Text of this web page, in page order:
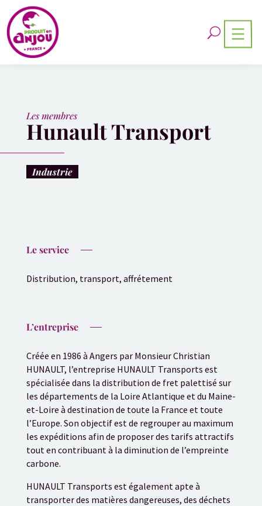
Les membres
Hunault Transport
Industrie
Le service
Distribution, transport, affrétement
L’entreprise
Créée en 1986 à Angers par Monsieur Christian
HUNAULT, l’entreprise HUNAULT Transports est
spécialisée dans la distribution de fret palettisé sur
les départements de la Loire Atlantique et du Maine-
et-Loire à destination de toute la France et toute
l’Europe. Son objectif est de regrouper au maximum
les expéditions afin de proposer des tarifs attractifs
tout en contribuant à la diminution de l’empreinte
carbone.
HUNAULT Transports est également apte à
transporter des matières dangereuses, des déchets